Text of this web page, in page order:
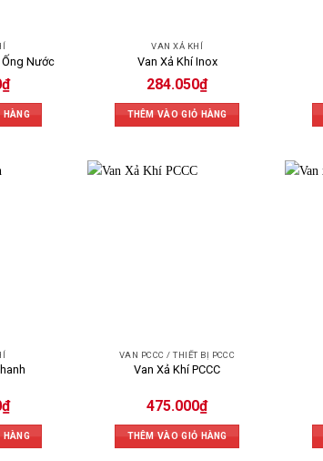
Nước
₫
HÀNG
VAN XẢ KHÍ
Van Xả Khí Inox
284.050₫
THÊM VÀO GIỎ HÀNG
₫
HÀNG
VAN PCCC / THIẾT BỊ PCCC
Van Xả Khí PCCC
475.000₫
THÊM VÀO GIỎ HÀNG